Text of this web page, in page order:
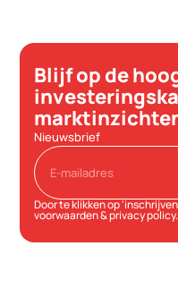
Blijf op de
Nieuwsbrief
Door te klikken op
voorwaarden&privacy policy.